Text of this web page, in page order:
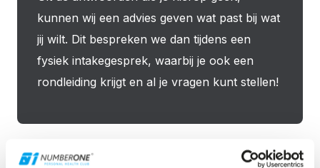
kunnen wij een advies geven wat past bij wat
jij wilt. Dit bespreken we dan tijdens een
fysiek intakegesprek, waarbij je ook een
rondleiding krijgt en al je vragen kunt stellen!